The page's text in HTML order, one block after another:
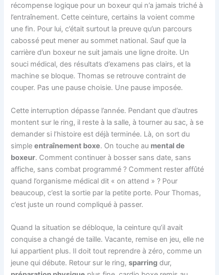
récompense logique pour un boxeur qui n’a jamais triché à
l’entraînement. Cette ceinture, certains la voient comme
une fin. Pour lui, c’était surtout la preuve qu’un parcours
cabossé peut mener au sommet national. Sauf que la
carrière d’un boxeur ne suit jamais une ligne droite. Un
souci médical, des résultats d’examens pas clairs, et la
machine se bloque. Thomas se retrouve contraint de
couper. Pas une pause choisie. Une pause imposée.
Cette interruption dépasse l’année. Pendant que d’autres
montent sur le ring, il reste à la salle, à tourner au sac, à se
demander si l’histoire est déjà terminée. Là, on sort du
simpleentraînement boxe. On touche au mental de
boxeur. Comment continuer à bosser sans date, sans
affiche, sans combat programmé ? Comment rester affûté
quand l’organisme médical dit « on attend » ? Pour
beaucoup, c’est la sortie par la petite porte. Pour Thomas,
c’est juste un round compliqué à passer.
Quand la situation se débloque, la ceinture qu’il avait
conquise a changé de taille. Vacante, remise en jeu, elle ne
lui appartient plus. Il doit tout reprendre à zéro, comme un
jeune qui débute. Retour sur le ring,sparring dur,